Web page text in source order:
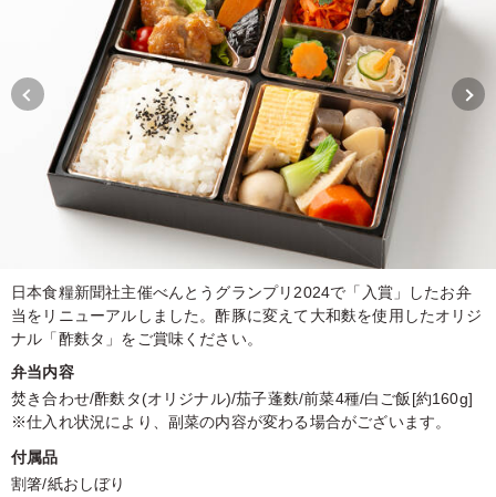
日本食糧新聞社主催べんとうグランプリ2024で「入賞」したお弁
当をリニューアルしました。酢豚に変えて大和麩を使用したオリジ
ナル「酢麩タ」をご賞味ください。
弁当内容
焚き合わせ/酢麩タ(オリジナル)/茄子蓬麩/前菜4種/白ご飯[約160g]
※仕入れ状況により、副菜の内容が変わる場合がございます。
付属品
割箸/紙おしぼり